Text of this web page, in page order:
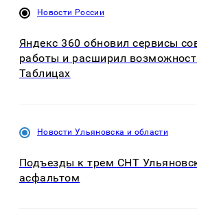
Новости России
Яндекс 360 обновил сервисы
работы и расширил
Таблицах
Новости Ульяновска и области
Подъезды к трем СНТ
асфальтом